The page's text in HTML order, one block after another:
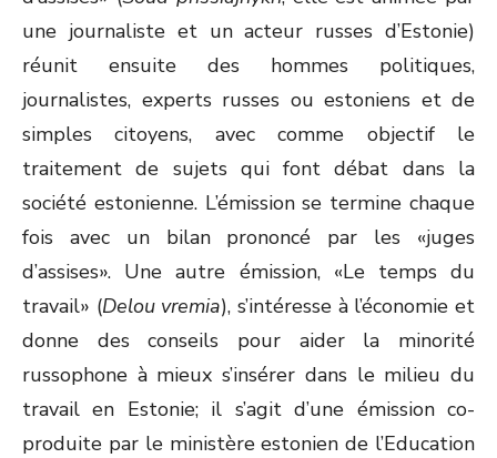
une journaliste et un acteur russes d’Estonie)
réunit ensuite des hommes politiques,
journalistes, experts russes ou estoniens et de
simples citoyens, avec comme objectif le
traitement de sujets qui font débat dans la
société estonienne. L’émission se termine chaque
fois avec un bilan prononcé par les «juges
d’assises». Une autre émission, «Le temps du
travail» (Delou vremia), s’intéresse à l’économie et
donne des conseils pour aider la minorité
russophone à mieux s’insérer dans le milieu du
travail en Estonie; il s’agit d’une émission co-
produite par le ministère estonien de l’Education